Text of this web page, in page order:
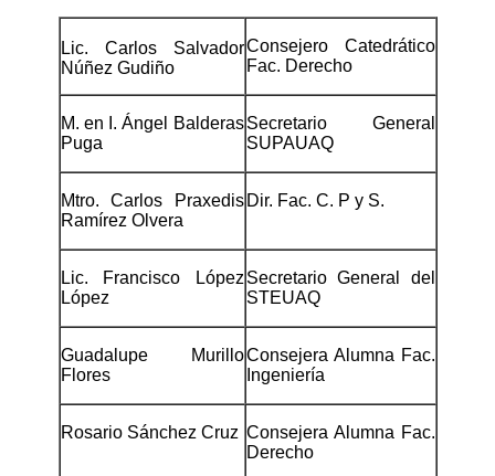
Lic. Carlos Salvador
Núñez Gudiño
Consejero Catedrático
Fac. Derecho
M. en I. Ángel Balderas
Puga
Secretario General
SUPAUAQ
Mtro. Carlos Praxedis
Ramírez Olvera
Dir. Fac. C. P y S.
Lic. Francisco López
López
Secretario General del
STEUAQ
Guadalupe Murillo
Flores
Consejera Alumna Fac.
Ingeniería
Rosario Sánchez Cruz Consejera Alumna Fac.
Derecho